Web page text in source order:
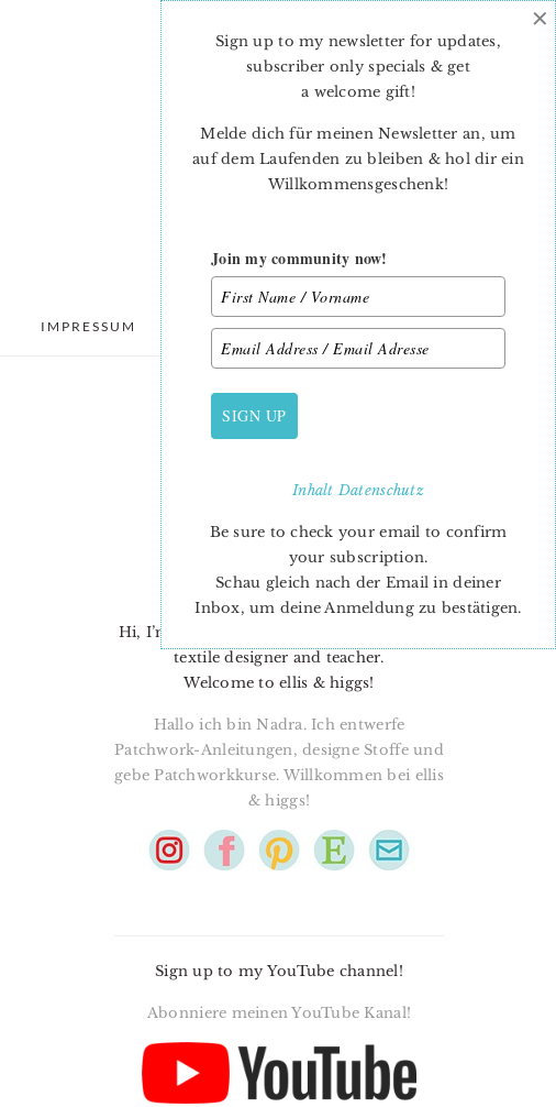
IMPRESSUM DATENSCHUTZ
PRIMARY
SIDEBAR
Hi, I’m Nadra. I’m a quilt pattern designer,
textile designer and teacher.
Welcome to ellis & higgs!
Hallo ich bin Nadra. Ich entwerfe
Patchwork-Anleitungen, designe Stoffe und
gebe Patchworkkurse. Willkommen bei ellis
& higgs!
Sign up to my YouTube channel!
Abonniere meinen YouTube Kanal!
Sign up to my newsletter for updates,
subscriber only specials & get
a welcome gift!
Melde dich für meinen Newsletter an, um
auf dem Laufenden zu bleiben & hol dir ein
Willkommensgeschenk!
Join my community now!
SIGN UP
InhaltDatenschutz
Be sure to check your email to confirm
your subscription.
Schau gleich nach der Email in deiner
Inbox, um deine Anmeldung zu bestätigen.
×